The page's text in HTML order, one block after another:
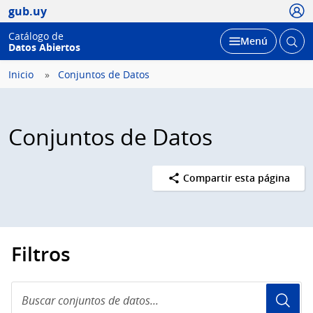
gub.uy
Catálogo de
Datos Abiertos
Desplegar
Menú Abrir
Inicio Conjuntos de Datos
Conjuntos de Datos
Compartir esta página
Filtros
conjuntos